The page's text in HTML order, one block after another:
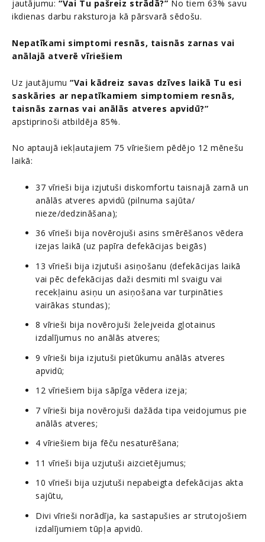
jautājumu:“Vai Tu pašreiz strādā?” No tiem 63% savu
ikdienas darbu raksturoja kā pārsvarā sēdošu.
Nepatīkami simptomi resnās, taisnās zarnas vai
anālajā atverē vīriešiem
Uz jautājumu “Vai kādreiz savas dzīves laikā Tu esi
saskāries ar nepatīkamiem simptomiem resnās,
taisnās zarnas vai anālās atveres apvidū?”
apstiprinoši atbildēja 85%.
No aptaujā iekļautajiem 75 vīriešiem pēdējo 12 mēnešu
laikā:
37 vīrieši bija izjutuši diskomfortu taisnajā zarnā un
anālās atveres apvidū (pilnuma sajūta/
nieze/dedzināšana);
36 vīrieši bija novērojuši asins smērēšanos vēdera
izejas laikā (uz papīra defekācijas beigās)
13 vīrieši bija izjutuši asiņošanu (defekācijas laikā
vai pēc defekācijas daži desmiti ml svaigu vai
recekļainu asiņu un asiņošana var turpināties
vairākas stundas);
8 vīrieši bija novērojuši želejveida gļotainus
izdalījumus no anālās atveres;
9 vīrieši bija izjutuši pietūkumu anālās atveres
apvidū;
12 vīriešiem bija sāpīga vēdera izeja;
7 vīrieši bija novērojuši dažāda tipa veidojumus pie
anālās atveres;
4 vīriešiem bija fēču nesaturēšana;
11 vīrieši bija uzjutuši aizcietējumus;
10 vīrieši bija uzjutuši nepabeigta defekācijas akta
sajūtu,
Divi vīrieši norādīja, ka sastapušies ar strutojošiem
izdalījumiem tūpļa apvidū.